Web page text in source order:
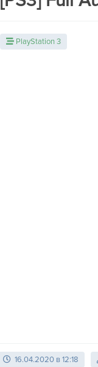
PlayStation 3
16.04.2020 в 12:18